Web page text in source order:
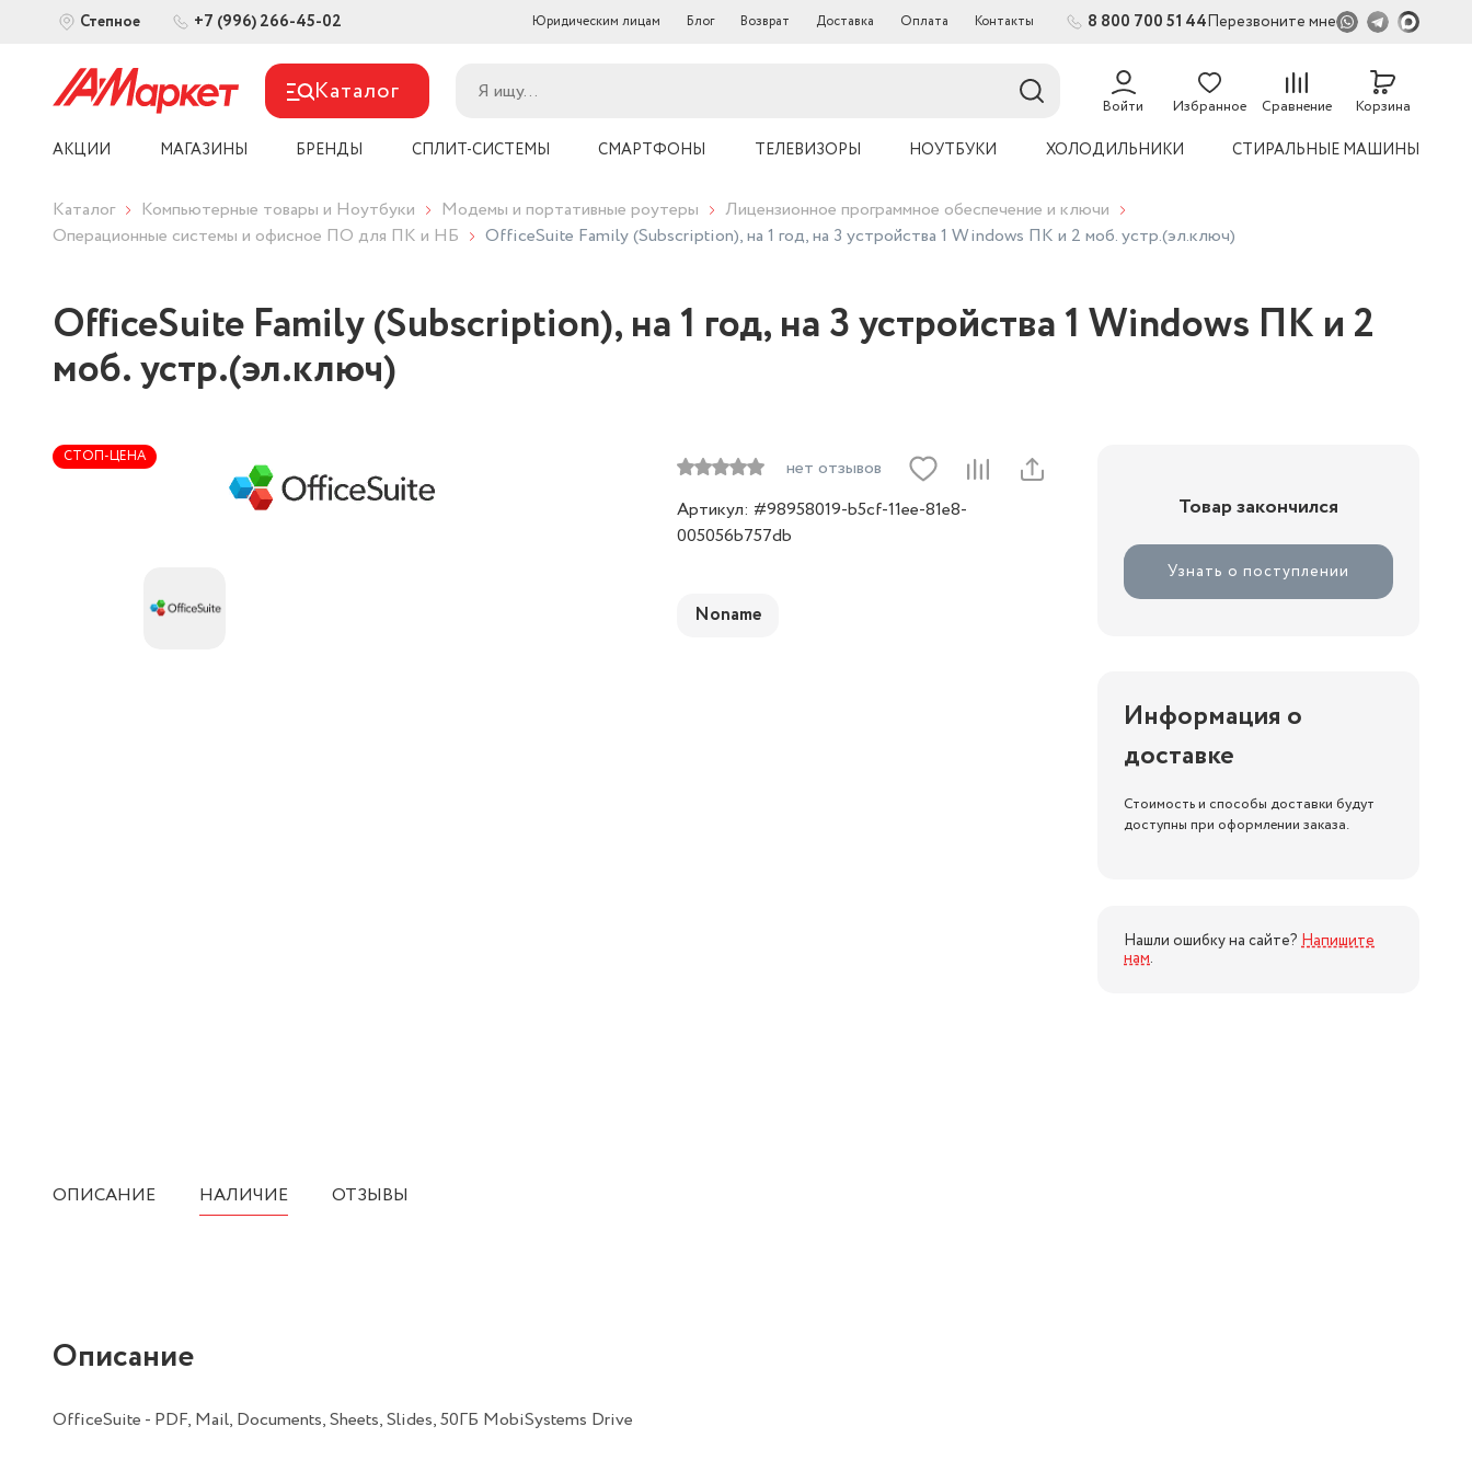
Степное +7 (996) 266-45-02 Юридическим лицам Блог Возврат Доставка Оплата Контакты 8 800 700 51 44Перезвоните мне
Каталог Войти Избранное Сравнение Корзина
АКЦИИ МАГАЗИНЫ БРЕНДЫ СПЛИТ-СИСТЕМЫ СМАРТФОНЫ ТЕЛЕВИЗОРЫ НОУТБУКИ ХОЛОДИЛЬНИКИ СТИРАЛЬНЫЕ МАШИНЫ
Каталог Компьютерные товары и Ноутбуки Модемы и портативные роутеры
Лицензионное программное обеспечение и ключи
Операционные системы и офисное ПО для ПК и НБ
OfficeSuite Family (Subscription), на 1 год, на 3 устройства 1 Windows ПК и 2 моб. устр.(эл.ключ)
OfficeSuite Family (Subscription), на 1 год, на 3 устройства 1 Windows ПК и 2
моб. устр.(эл.ключ)
СТОП-ЦЕНА
нет отзывов
Артикул: #98958019-b5cf-11ee-81e8-
005056b757db
Noname
Товар закончился
Узнать о поступлении
Информация о
доставке
Стоимость и способы доставки будут
доступны при оформлении заказа.
Нашли ошибку на сайте? Напишите
нам.
ОПИСАНИЕ НАЛИЧИЕ ОТЗЫВЫ
Описание
OfficeSuite - PDF, Mail, Documents, Sheets, Slides, 50ГБ MobiSystems Drive